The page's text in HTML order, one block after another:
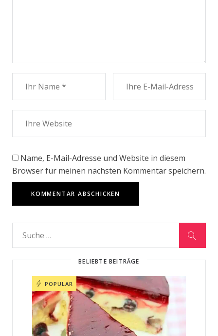
Name, E-Mail-Adresse und Website in diesem
Browser für meinen nächsten Kommentar speichern.
BELIEBTE BEITRÄGE
POPULAR